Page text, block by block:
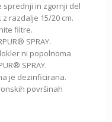
sprednji in zgornji del
razdalje 15/20 cm.
filtre.
SPRAY.
ni popolnoma
SPRAY.
je dezinficirana.
površinah